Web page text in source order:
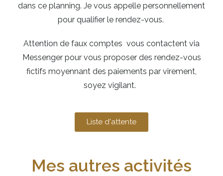
dans ce planning. Je vous appelle personnellement
pour qualifier le rendez-vous.
Attention de faux comptes vous contactent via
Messenger pour vous proposer des rendez-vous
fictifs moyennant des paiements par virement,
soyez vigilant.
Liste d'attente
Mes autres activités